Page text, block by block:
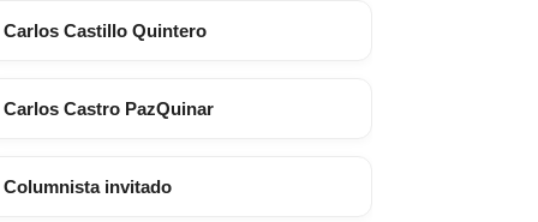
Carlos Castillo Quintero
Carlos Castro PazQuinar
Columnista invitado